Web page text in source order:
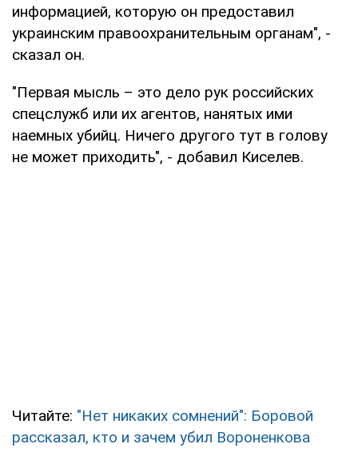
информацией, которую он предоставил
украинским правоохранительным органам", -
сказал он.
"Первая мысль – это дело рук российских
спецслужб или их агентов, нанятых ими
наемных убийц. Ничего другого тут в голову
не может приходить", - добавил Киселев.
Читайте: "Нет никаких сомнений": Боровой
рассказал, кто и зачем убил Вороненкова